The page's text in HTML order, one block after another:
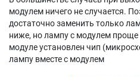
модулем ничего не случается.
достаточно заменить только
ниже, но лампу с модулем проще
модуле установлен чип
лампу вместе с модулем